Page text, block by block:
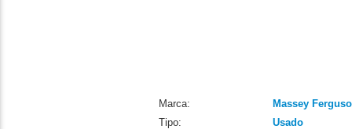
Marca:
Massey
Tipo:
Usado